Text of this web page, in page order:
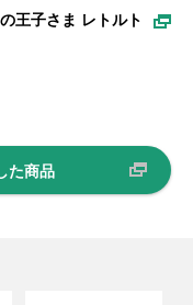
王子さま レトルト
た商品